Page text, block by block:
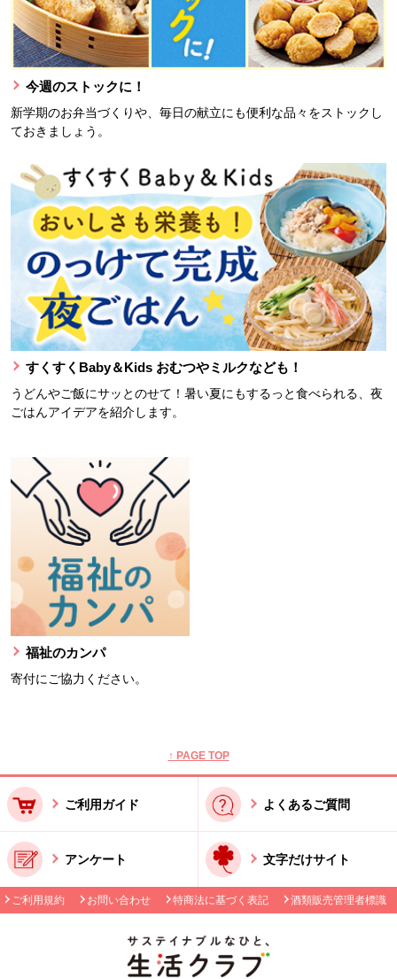
今週のストックに！
新学期のお弁当づくりや、毎日の献立にも便利な品々をストックし
ておきましょう。
すくすくBaby＆Kids おむつやミルクなども！
うどんやご飯にサッとのせて！暑い夏にもするっと食べられる、夜
ごはんアイデアを紹介します。
福祉のカンパ
寄付にご協力ください。
↑ PAGE TOP
ご利用ガイド よくあるご質問
アンケート 文字だけサイト
ご利用規約 お問い合わせ 特商法に基づく表記 酒類販売管理者標識